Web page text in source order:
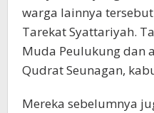
warga lainnya
Tarekat Syattariyah.
Muda Peulukung dan
Qudrat Seunagan,
Mereka sebelumnya